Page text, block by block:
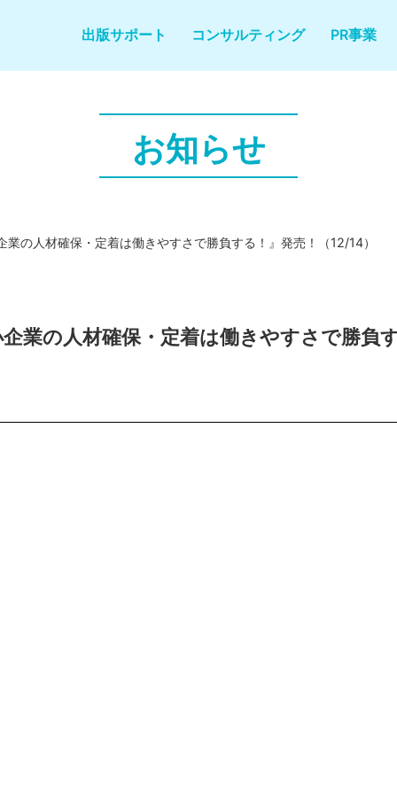
出版サポート コンサルティング PR事業
お知らせ
の人材確保・定着は働きやすさで勝負する！』発売！（12/14）
の人材確保・定着は働きやすさで勝負